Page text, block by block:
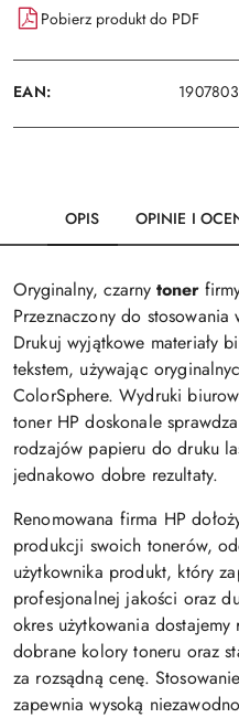
Pobierz produkt do PDF
EAN:
OPIS OPINIE I
Oryginalny, czarny toner
Przeznaczony do
Drukuj wyjątkowe materiały
tekstem, używając
ColorSphere. Wydruki
toner HP doskonale
rodzajów papieru do druku
jednakowo dobre rezultaty.
Renomowana firma HP
produkcji swoich tonerów,
użytkownika produkt, który
profesjonalnej jakości oraz
okres użytkowania
dobrane kolory toneru oraz
za rozsądną cenę.
zapewnia wysoką